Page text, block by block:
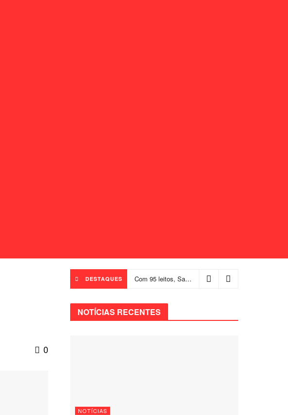
0
DESTAQUES Com 95 leitos, Salvador ganha hospital focado em transição de cuidados
NOTÍCIAS RECENTES
NOTÍCIAS